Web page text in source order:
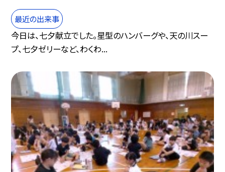
最近の出来事
今日は、七夕献立でした。星型のハンバーグや、天の川スー
プ、七夕ゼリーなど、わくわ...